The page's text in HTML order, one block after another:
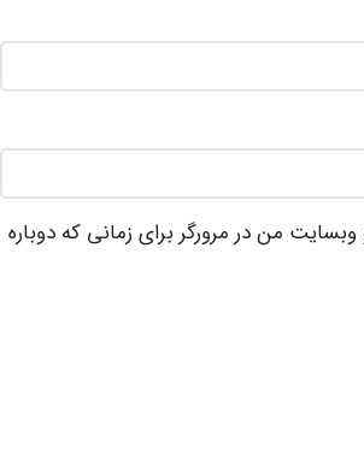
وبسایت من در مرورگر برای زمانی که دوباره